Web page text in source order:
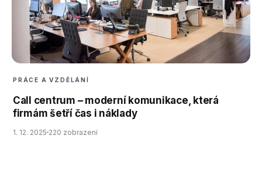
PRÁCE A VZDĚLÁNÍ
Call centrum – moderní komunikace, která
firmám šetří čas i náklady
1. 12. 2025 220 zobrazení